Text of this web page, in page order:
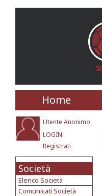
Home
Utente Anonimo
LOGIN
Registrati
Società
Elenco Società
Comunicati Società